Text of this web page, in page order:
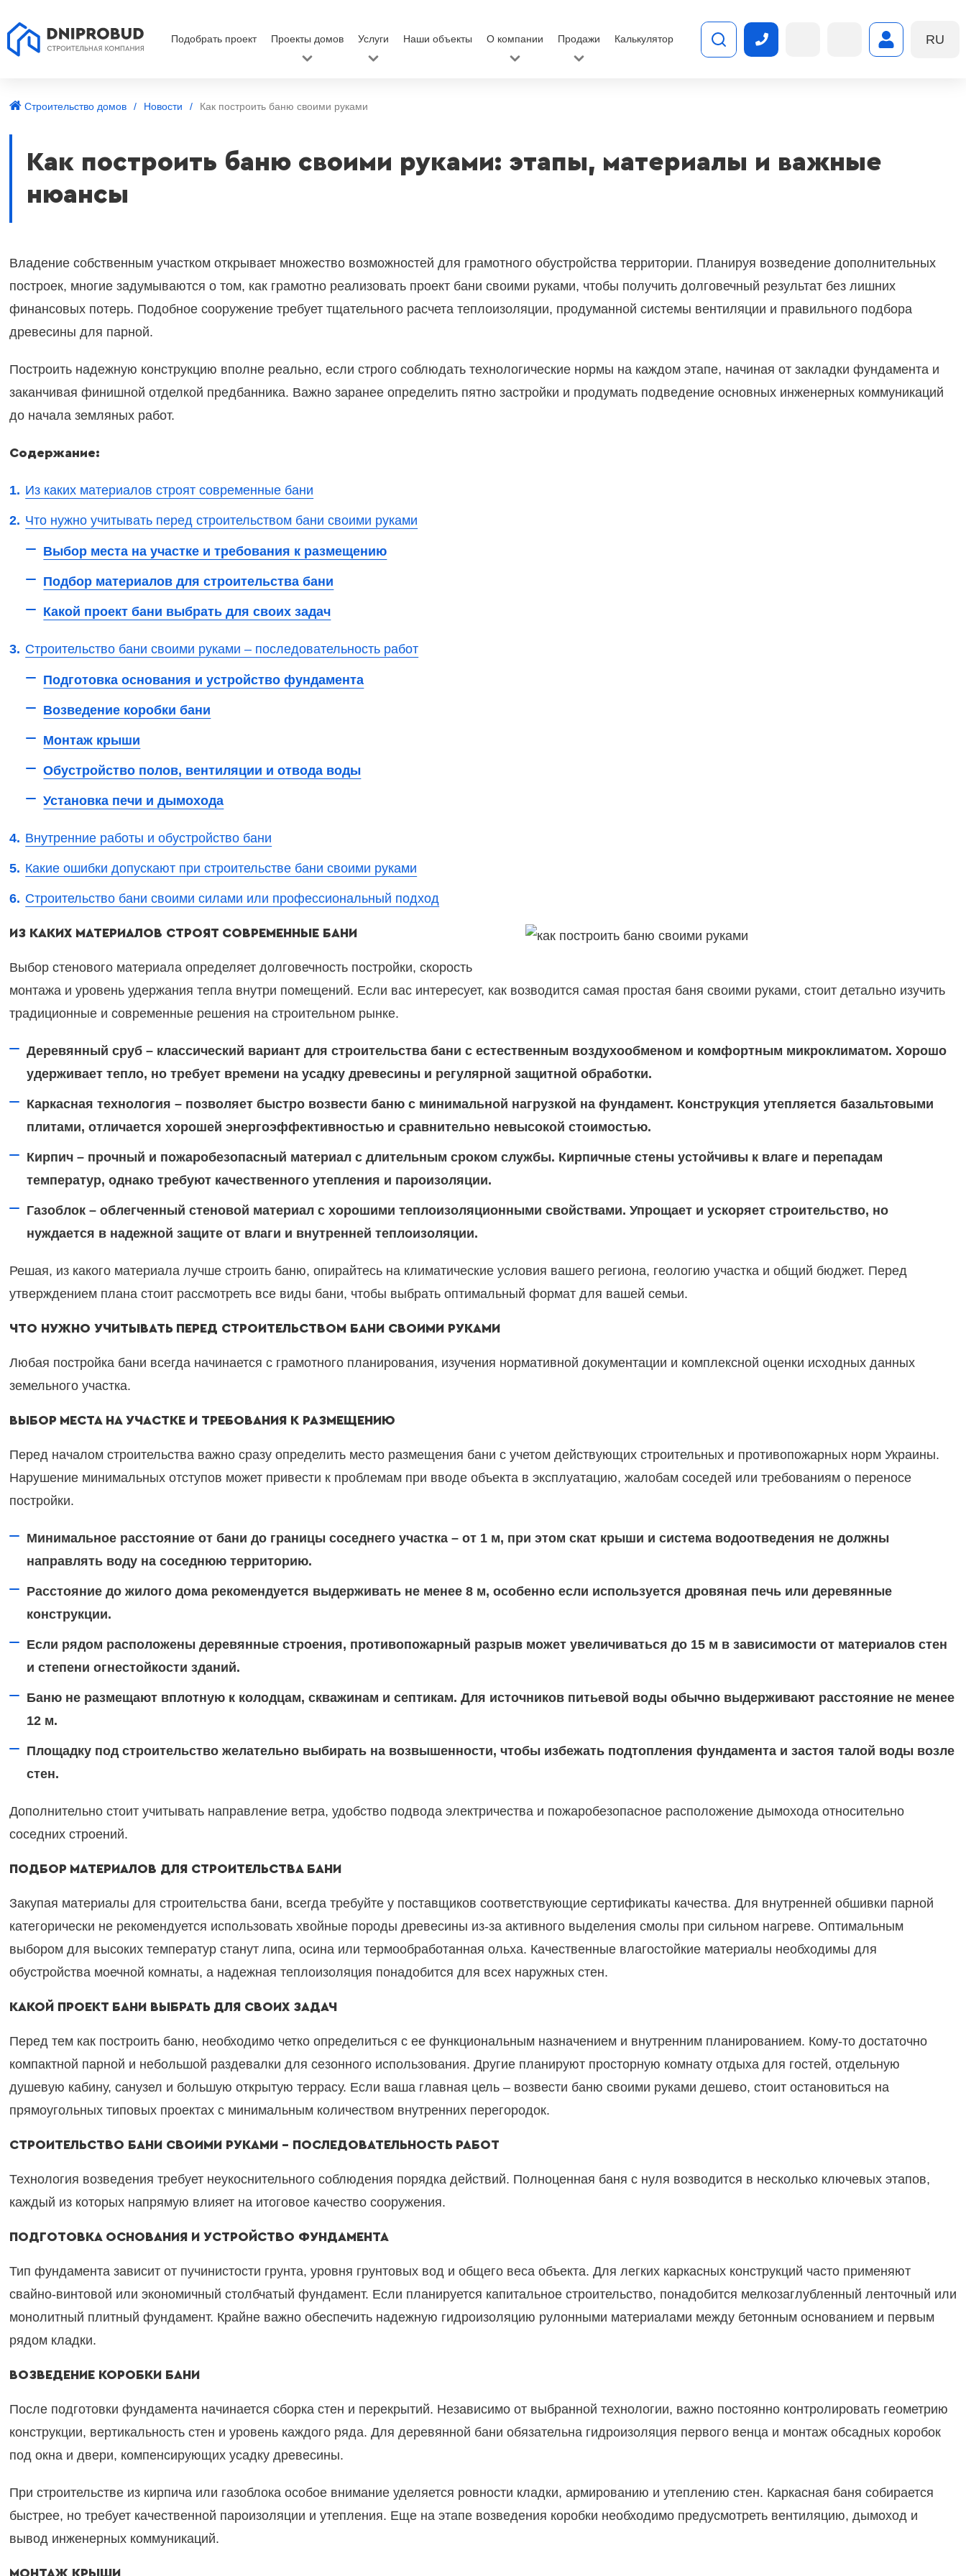
Подобрать проект Проекты домов Услуги Наши объекты О компании Продажи Калькулятор RU
Строительство домов Новости Как построить баню своими руками
Как построить баню своими руками: этапы, материалы и важные
нюансы
Владение собственным участком открывает множество возможностей для грамотного обустройства территории. Планируя возведение дополнительных
построек, многие задумываются о том, как грамотно реализовать проект бани своими руками, чтобы получить долговечный результат без лишних
финансовых потерь. Подобное сооружение требует тщательного расчета теплоизоляции, продуманной системы вентиляции и правильного подбора
древесины для парной.
Построить надежную конструкцию вполне реально, если строго соблюдать технологические нормы на каждом этапе, начиная от закладки фундамента и
заканчивая финишной отделкой предбанника. Важно заранее определить пятно застройки и продумать подведение основных инженерных коммуникаций
до начала земляных работ.
Содержание:
Из каких материалов строят современные бани
Что нужно учитывать перед строительством бани своими руками
Выбор места на участке и требования к размещению
Подбор материалов для строительства бани
Какой проект бани выбрать для своих задач
Строительство бани своими руками – последовательность работ
Подготовка основания и устройство фундамента
Возведение коробки бани
Монтаж крыши
Обустройство полов, вентиляции и отвода воды
Установка печи и дымохода
Внутренние работы и обустройство бани
Какие ошибки допускают при строительстве бани своими руками
Строительство бани своими силами или профессиональный подход
ИЗ КАКИХ МАТЕРИАЛОВ СТРОЯТ СОВРЕМЕННЫЕ БАНИ
Выбор стенового материала определяет долговечность постройки, скорость
монтажа и уровень удержания тепла внутри помещений. Если вас интересует, как возводится самая простая баня своими руками, стоит детально изучить
традиционные и современные решения на строительном рынке.
Деревянный сруб – классический вариант для строительства бани с естественным воздухообменом и комфортным микроклиматом. Хорошо
удерживает тепло, но требует времени на усадку древесины и регулярной защитной обработки.
Каркасная технология – позволяет быстро возвести баню с минимальной нагрузкой на фундамент. Конструкция утепляется базальтовыми
плитами, отличается хорошей энергоэффективностью и сравнительно невысокой стоимостью.
Кирпич – прочный и пожаробезопасный материал с длительным сроком службы. Кирпичные стены устойчивы к влаге и перепадам
температур, однако требуют качественного утепления и пароизоляции.
Газоблок – облегченный стеновой материал с хорошими теплоизоляционными свойствами. Упрощает и ускоряет строительство, но
нуждается в надежной защите от влаги и внутренней теплоизоляции.
Решая, из какого материала лучше строить баню, опирайтесь на климатические условия вашего региона, геологию участка и общий бюджет. Перед
утверждением плана стоит рассмотреть все виды бани, чтобы выбрать оптимальный формат для вашей семьи.
ЧТО НУЖНО УЧИТЫВАТЬ ПЕРЕД СТРОИТЕЛЬСТВОМ БАНИ СВОИМИ РУКАМИ
Любая постройка бани всегда начинается с грамотного планирования, изучения нормативной документации и комплексной оценки исходных данных
земельного участка.
ВЫБОР МЕСТА НА УЧАСТКЕ И ТРЕБОВАНИЯ К РАЗМЕЩЕНИЮ
Перед началом строительства важно сразу определить место размещения бани с учетом действующих строительных и противопожарных норм Украины.
Нарушение минимальных отступов может привести к проблемам при вводе объекта в эксплуатацию, жалобам соседей или требованиям о переносе
постройки.
Минимальное расстояние от бани до границы соседнего участка – от 1 м, при этом скат крыши и система водоотведения не должны
направлять воду на соседнюю территорию.
Расстояние до жилого дома рекомендуется выдерживать не менее 8 м, особенно если используется дровяная печь или деревянные
конструкции.
Если рядом расположены деревянные строения, противопожарный разрыв может увеличиваться до 15 м в зависимости от материалов стен
и степени огнестойкости зданий.
Баню не размещают вплотную к колодцам, скважинам и септикам. Для источников питьевой воды обычно выдерживают расстояние не менее
12 м.
Площадку под строительство желательно выбирать на возвышенности, чтобы избежать подтопления фундамента и застоя талой воды возле
стен.
Дополнительно стоит учитывать направление ветра, удобство подвода электричества и пожаробезопасное расположение дымохода относительно
соседних строений.
ПОДБОР МАТЕРИАЛОВ ДЛЯ СТРОИТЕЛЬСТВА БАНИ
Закупая материалы для строительства бани, всегда требуйте у поставщиков соответствующие сертификаты качества. Для внутренней обшивки парной
категорически не рекомендуется использовать хвойные породы древесины из-за активного выделения смолы при сильном нагреве. Оптимальным
выбором для высоких температур станут липа, осина или термообработанная ольха. Качественные влагостойкие материалы необходимы для
обустройства моечной комнаты, а надежная теплоизоляция понадобится для всех наружных стен.
КАКОЙ ПРОЕКТ БАНИ ВЫБРАТЬ ДЛЯ СВОИХ ЗАДАЧ
Перед тем как построить баню, необходимо четко определиться с ее функциональным назначением и внутренним планированием. Кому-то достаточно
компактной парной и небольшой раздевалки для сезонного использования. Другие планируют просторную комнату отдыха для гостей, отдельную
душевую кабину, санузел и большую открытую террасу. Если ваша главная цель – возвести баню своими руками дешево, стоит остановиться на
прямоугольных типовых проектах с минимальным количеством внутренних перегородок.
СТРОИТЕЛЬСТВО БАНИ СВОИМИ РУКАМИ – ПОСЛЕДОВАТЕЛЬНОСТЬ РАБОТ
Технология возведения требует неукоснительного соблюдения порядка действий. Полноценная баня с нуля возводится в несколько ключевых этапов,
каждый из которых напрямую влияет на итоговое качество сооружения.
ПОДГОТОВКА ОСНОВАНИЯ И УСТРОЙСТВО ФУНДАМЕНТА
Тип фундамента зависит от пучинистости грунта, уровня грунтовых вод и общего веса объекта. Для легких каркасных конструкций часто применяют
свайно-винтовой или экономичный столбчатый фундамент. Если планируется капитальное строительство, понадобится мелкозаглубленный ленточный или
монолитный плитный фундамент. Крайне важно обеспечить надежную гидроизоляцию рулонными материалами между бетонным основанием и первым
рядом кладки.
ВОЗВЕДЕНИЕ КОРОБКИ БАНИ
После подготовки фундамента начинается сборка стен и перекрытий. Независимо от выбранной технологии, важно постоянно контролировать геометрию
конструкции, вертикальность стен и уровень каждого ряда. Для деревянной бани обязательна гидроизоляция первого венца и монтаж обсадных коробок
под окна и двери, компенсирующих усадку древесины.
При строительстве из кирпича или газоблока особое внимание уделяется ровности кладки, армированию и утеплению стен. Каркасная баня собирается
быстрее, но требует качественной пароизоляции и утепления. Еще на этапе возведения коробки необходимо предусмотреть вентиляцию, дымоход и
вывод инженерных коммуникаций.
МОНТАЖ КРЫШИ